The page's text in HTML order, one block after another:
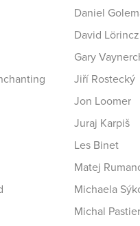
Daniel
David Lörincz
Gary
Jiří Rostecký
Jon Loomer
Juraj Karpiš
Les Binet
Matej
Michaela
Michal Pastier